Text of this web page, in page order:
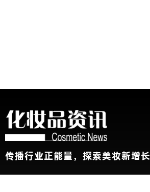
传播行业正能量，探索美妆新增长